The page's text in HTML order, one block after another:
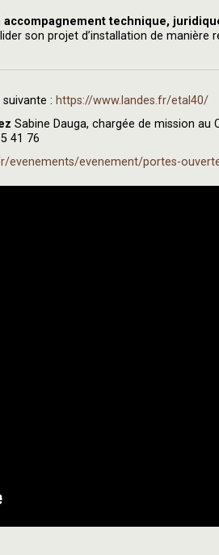
accompagnement technique,
son projet d’installation de manière
: https://www.landes.fr/etal40/
Sabine Dauga, chargée de mission au
41 76
evenements/evenement/portes-